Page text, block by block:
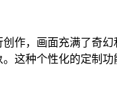
作，画面充满了奇
这种个性化的定制功